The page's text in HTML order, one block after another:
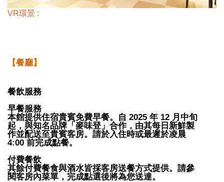
VR環景 :
【餐廳】
餐飲服務
早餐服務
本館提供住宿貴賓免費早餐。自 2025 年 12 月中旬
起，與知名品牌「麥味登」合作，由其每日新鮮製
作並配送至貴賓客房。請於入住時或最遲於凌晨
4:00 前完成點餐。
付費餐飲
其餘付費餐食與酒水皆採客房送餐方式提供。請參
閱客房內菜單，完成點選後將為您送達。